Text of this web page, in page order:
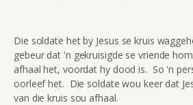
Die soldate het by Jesus se kruis
gebeur dat 'n gekruisigde se vriende
afhaal het, voordat hy dood is. So 'n
oorleef het. Die soldate wou keer dat
van die kruis sou afhaal.